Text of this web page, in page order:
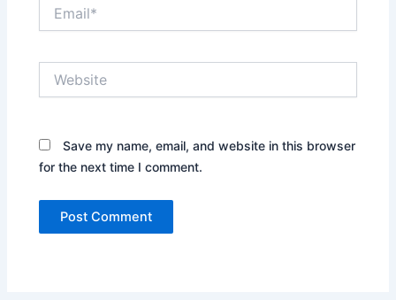
Save my name, email, and website in this browser
for the next time I comment.